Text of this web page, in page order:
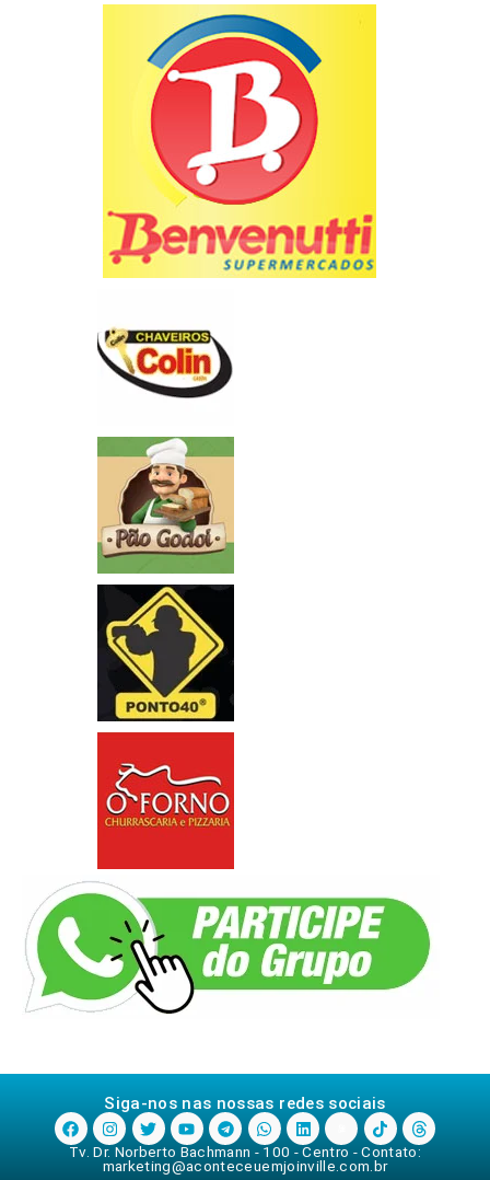
Siga-nos nas nossas redes sociais
Tv. Dr. Norberto Bachmann - 100 - Centro - Contato:
marketing@aconteceuemjoinville.com.br